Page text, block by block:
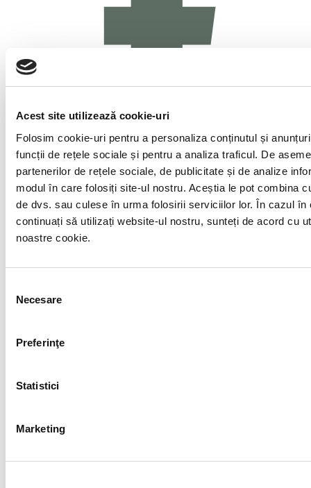
Acest site utilizează cookie-uri
Folosim cookie-uri pentru a personaliza conținutul și
funcții de rețele sociale și pentru a analiza traficul. De
partenerilor de rețele sociale, de publicitate și de analize
modul în care folosiți site-ul nostru. Aceștia le pot combina
de dvs. sau culese în urma folosirii serviciilor lor. În cazul în
continuați să utilizați website-ul nostru, sunteți de acord cu
noastre cookie.
consimțământului
Necesare
Preferinţe
Statistici
Marketing